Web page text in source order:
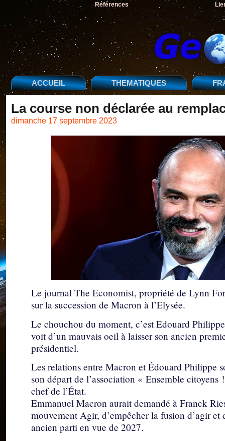
Références
ACCUEIL THEMATIQUES
La course non déclarée au
dimanche 17 septembre 2023
Le journal The Economist, propriété de Lynn
sur la succession de Macron à l’Elysée.
Le chouchou du moment, c’est Edouard
voit d’un mauvais oeil à laisser son ancien
présidentiel.
Les relations entre Macron et Édouard Philippe
son départ de l’association « Ensemble
chef de l’État.
Emmanuel Macron aurait demandé à Franck
mouvement Agir, d’empêcher la fusion d’agir
ancien parti en vue de 2027.